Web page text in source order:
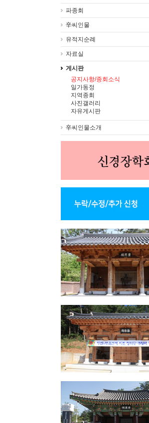
파종회
辛씨인물
유적지순례
자료실
게시판
공지사항/종회소식
일가동정
지역종회
사진갤러리
자유게시판
辛씨인물소개